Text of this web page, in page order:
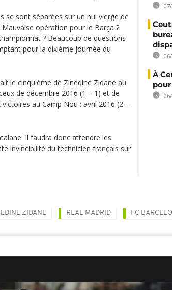
se sont séparées sur un nul vierge de
opération pour le Barça ?
? Beaucoup de questions
pour la dixième journée du
le cinquième de Zinedine Zidane au
de décembre 2016 (1 – 1) et de
au Camp Nou : avril 2016 (2 –
Il faudra donc attendre les
invincibilité du technicien français sur
À
ZIDANE REAL MADRID FC